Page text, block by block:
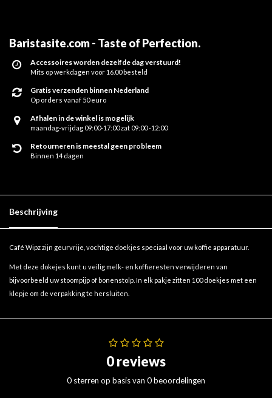
Baristasite.com - Taste of Perfection.
Accessoires worden dezelfde dag verstuurd!
Mits op werkdagen voor 16.00 besteld
Gratis verzenden binnen Nederland
Op orders vanaf 50 euro
Afhalen in de winkel is mogelijk
maandag-vrijdag 09:00-17:00 zat 09:00 -12:00
Retourneren is meestal geen probleem
Binnen 14 dagen
Beschrijving
Café Wipz zijn geurvrije, vochtige doekjes speciaal voor uw koffie apparatuur.
Met deze dokejes kunt u veilig melk- en koffieresten verwijderen van
bijvoorbeeld uw stoompijp of bonenstolp. In elk pakje zitten 100 doekjes met een
klepje om de verpakking te hersluiten.
0 reviews
0 sterren op basis van 0 beoordelingen